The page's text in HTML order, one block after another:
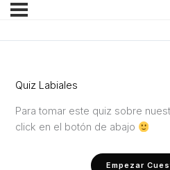
Quiz Labiales
Para tomar este quiz sobre
click en el botón de abajo